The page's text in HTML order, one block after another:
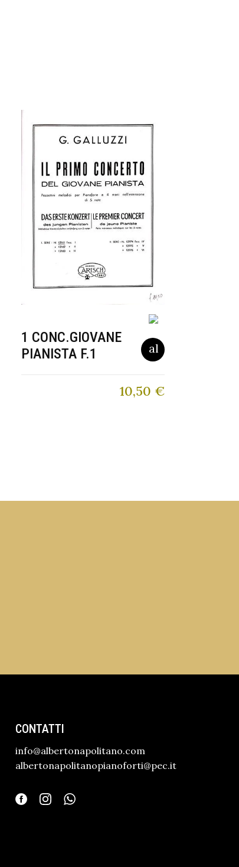
1 CONC.GIOVANE
PIANISTA F.1
10,50 €
CONTATTI
info@albertonapolitano.com
albertonapolitanopianoforti@pec.it